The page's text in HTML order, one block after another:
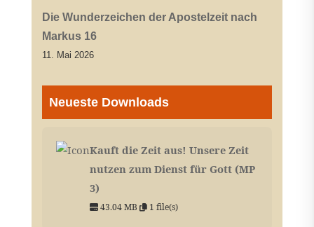
Die Wunderzeichen der Apostelzeit nach
Markus 16
11. Mai 2026
Neueste Downloads
Kauft die Zeit aus! Unsere Zeit
nutzen zum Dienst für Gott (MP
3)
43.04 MB 1 file(s)